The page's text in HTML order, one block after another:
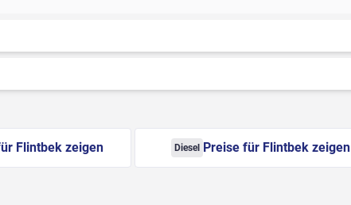
Flintbek zeigen Diesel Preise für Flintbek zeigen